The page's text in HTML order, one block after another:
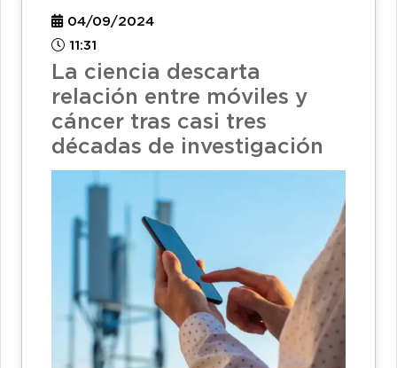
04/09/2024
11:31
La ciencia descarta
relación entre móviles y
cáncer tras casi tres
décadas de investigación